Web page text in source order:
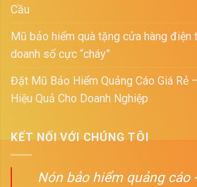
Cầu
Mũ bảo hiểm quà tặng cửa hàng
doanh số cực “cháy”
Đặt Mũ Bảo Hiểm Quảng Cáo Giá Rẻ
Hiệu Quả Cho Doanh Nghiệp
KẾT NỐI VỚI CHÚNG TÔI
Nón bảo hiểm quảng cáo